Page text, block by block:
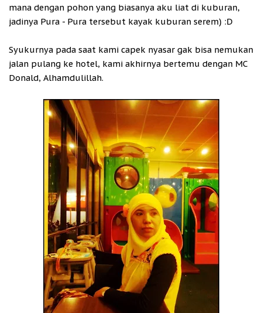
mana dengan pohon yang biasanya aku liat di kuburan,
jadinya Pura - Pura tersebut kayak kuburan serem) :D
Syukurnya pada saat kami capek nyasar gak bisa nemukan
jalan pulang ke hotel, kami akhirnya bertemu dengan MC
Donald, Alhamdulillah.